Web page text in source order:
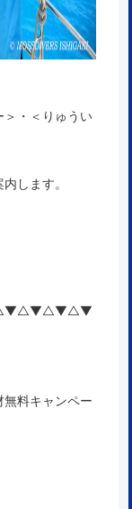
＞・＜りゅうい
します。
料キャンペー